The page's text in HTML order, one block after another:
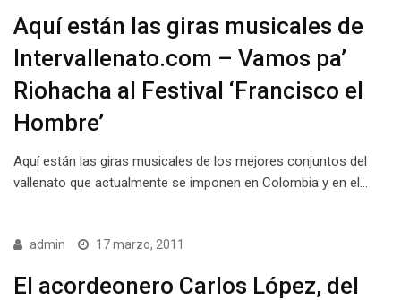
Aquí están las giras musicales de
Intervallenato.com – Vamos pa’
Riohacha al Festival ‘Francisco el
Hombre’
Aquí están las giras musicales de los mejores conjuntos del
vallenato que actualmente se imponen en Colombia y en el…
admin 17 marzo, 2011
El acordeonero Carlos López, del